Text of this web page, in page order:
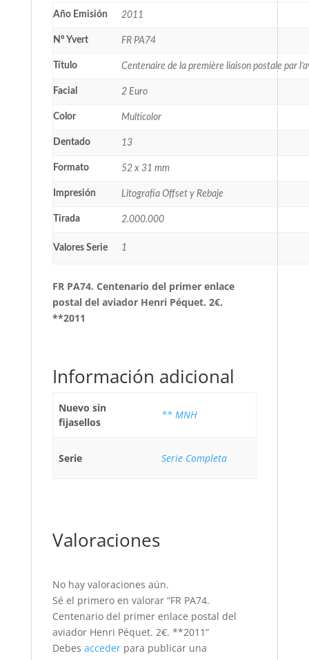
Año Emisión 2011
Nº Yvert FR PA74
Título Centenaire de la première liaison postale par
Facial 2 Euro
Color Multicolor
Dentado 13
Formato 52 x 31 mm
Impresión Litografía Offset y Rebaje
Tirada 2.000.000
Valores Serie 1
FR PA74. Centenario del primer enlace
postal del aviador Henri Péquet. 2€.
**2011
Información adicional
Nuevo sin
fijasellos
** MNH
Serie Serie Completa
Valoraciones
No hay valoraciones aún.
Sé el primero en valorar “FR PA74.
Centenario del primer enlace postal del
aviador Henri Péquet. 2€. **2011”
Debes accederpara publicar una